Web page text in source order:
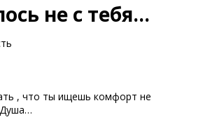
не с тебя…
, что ты ищешь комфорт не